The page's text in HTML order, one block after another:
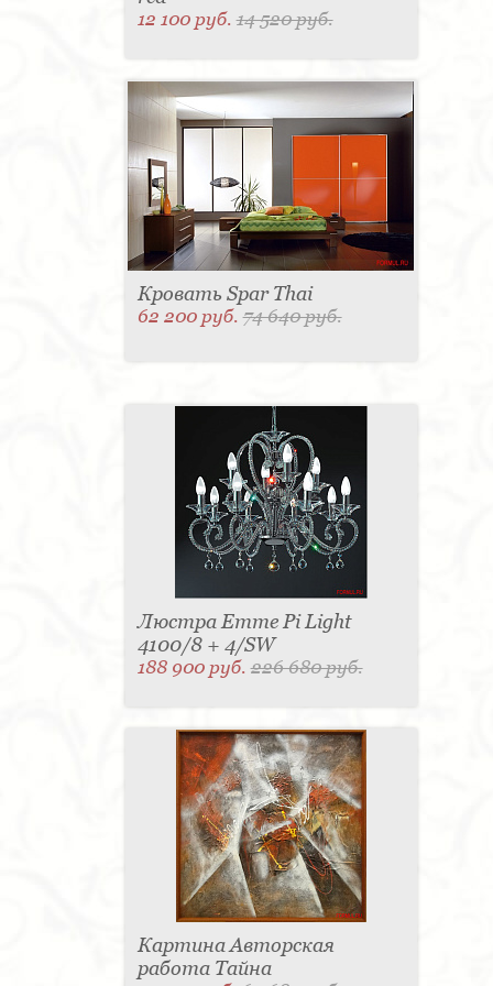
12 100 руб.14 520 руб.
Кровать Spar Thai
62 200 руб.74 640 руб.
Люстра Emme Pi Light
4100/8 + 4/SW
188 900 руб.226 680 руб.
Картина Авторская
работа Тайна